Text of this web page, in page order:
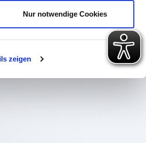
zeigen
Nur notwendige Cookies